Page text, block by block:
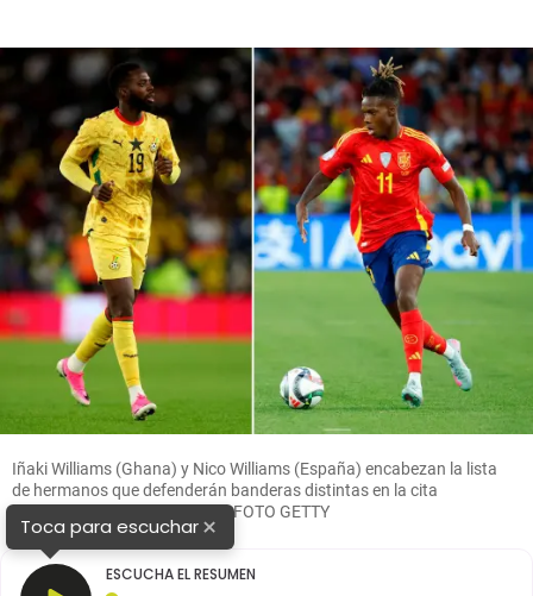
Iñaki Williams (Ghana) y Nico Williams (España) encabezan la lista
de hermanos que defenderán banderas distintas en la cita
mundialista de Norteamérica. FOTO GETTY
Toca para escuchar×
ESCUCHA EL RESUMEN